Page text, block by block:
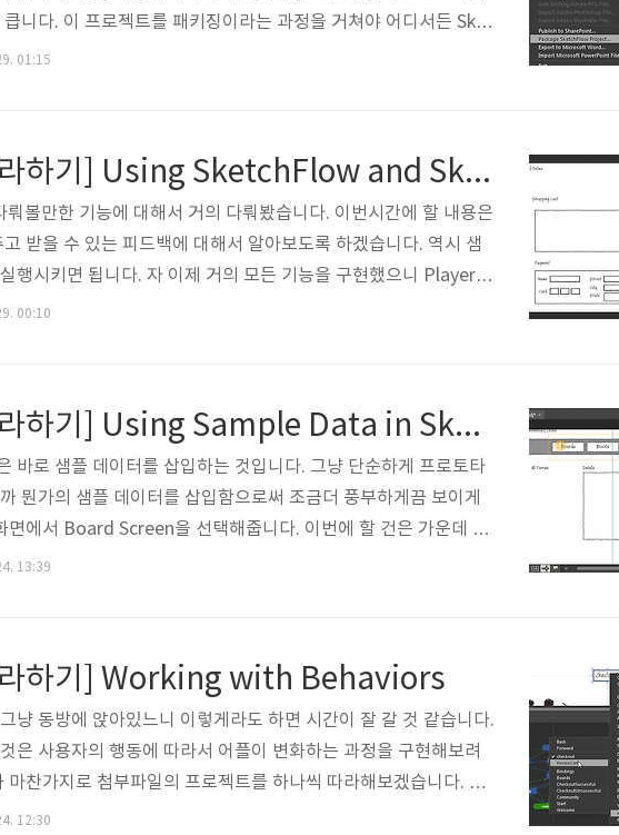
니다. 이 프로젝트를 패키징이라는 과정을 거쳐야 어디서든 Sket
인해볼 수 있는 것이지요. 이 메뉴를 통해서 Packaging을 수행
01:15
[SketchFlow 따라하기] Using SketchFlow and SketchFlow Player to Track Feedback
볼만한 기능에 대해서 거의 다뤄봤습니다. 이번시간에 할 내용은
받을 수 있는 피드백에 대해서 알아보도록 하겠습니다. 역시 샘
행시키면 됩니다. 자 이제 거의 모든 기능을 구현했으니 Player를
라이언트한테는 이 실행파일을 보여주면 될겁니다. 그런데 사람
00:10
[SketchFlow 따라하기] Using Sample Data in SketchFlow
바로 샘플 데이터를 삽입하는 것입니다. 그냥 단순하게 프로토타
뭔가의 샘플 데이터를 삽입함으로써 조금더 풍부하게끔 보이게
면에서 Board Screen을 선택해줍니다. 이번에 할 건은 가운데 왼
보드 이미지를 삽입하는 겁니다. 지금 상태에서는 그 위치에 Sk
13:39
하기] Working with Behaviors
냥 동방에 앉아있느니 이렇게라도 하면 시간이 잘 갈 것 같습니다.
은 사용자의 행동에 따라서 어플이 변화하는 과정을 구현해보려
마찬가지로 첨부파일의 프로젝트를 하나씩 따라해보겠습니다. 우
난 시간에 구현했던 애니메이션이 나와있습니다. 이제 다음 동
12:30